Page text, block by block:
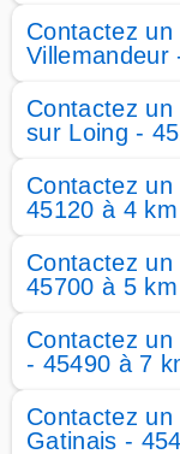
Contactez
Villemandeur
Contactez
sur Loing -
Contactez
45120 à 4
Contactez
45700 à 5
Contactez
- 45490 à 7
Contactez
Gatinais -